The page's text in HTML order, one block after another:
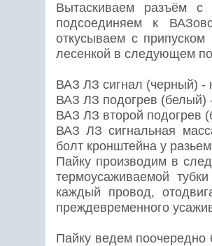
Вытаскиваем разъём с
подсоединяем к
откусываем с
лесенкой в следующем
ВАЗ ЛЗ сигнал (черный) -
ВАЗ ЛЗ подогрев (белый)
ВАЗ ЛЗ второй подогрев
ВАЗ ЛЗ сигнальная
болт кронштейна у
Пайку производим в
термоусаживаемой
каждый провод,
преждевременного
Пайку ведем поочередно